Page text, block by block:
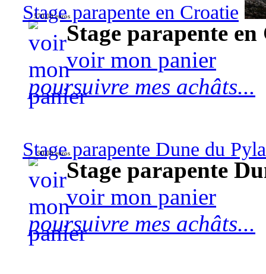
Stage parapente en Croatie
570,00 euros
Stage parapente
voir mon panier
poursuivre mes achâts...
Stage parapente Dune du
90,00 euros
Stage parapente
voir mon panier
poursuivre mes achâts...